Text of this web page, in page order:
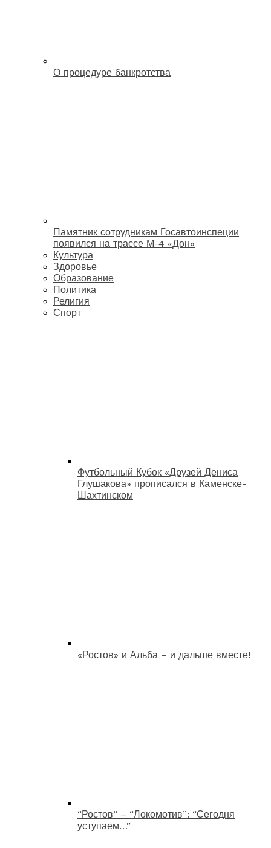
О процедуре банкротства
Памятник сотрудникам Госавтоинспеции
появился на трассе М-4 «Дон»
Культура
Здоровье
Образование
Политика
Религия
Спорт
Футбольный Кубок «Друзей Дениса
Глушакова» прописался в Каменске-
Шахтинском
«Ростов» и Альба – и дальше вместе!
“Ростов” – “Локомотив”: “Сегодня
уступаем…”